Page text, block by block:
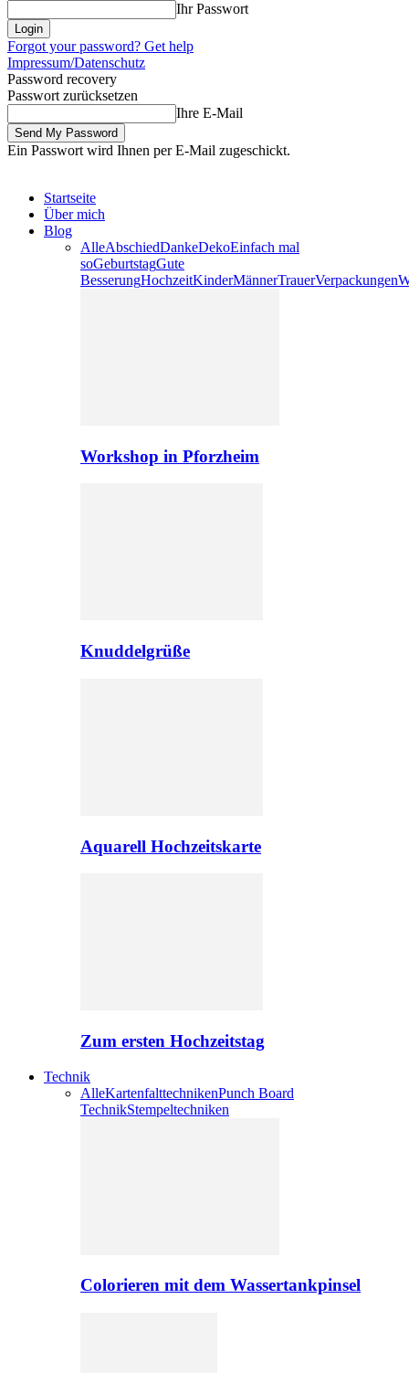
Ihr Passwort
Forgot your password? Get help
Impressum/Datenschutz
Password recovery
Passwort zurücksetzen
Ihre E-Mail
Ein Passwort wird Ihnen per E-Mail zugeschickt.
Startseite
Über mich
Blog
AlleAbschiedDankeDekoEinfach mal
soGeburtstagGute
BesserungHochzeitKinderMännerTrauerVerpackungen
Workshop in Pforzheim
Knuddelgrüße
Aquarell Hochzeitskarte
Zum ersten Hochzeitstag
Technik
AlleKartenfalttechnikenPunch Board
TechnikStempeltechniken
Colorieren mit dem Wassertankpinsel